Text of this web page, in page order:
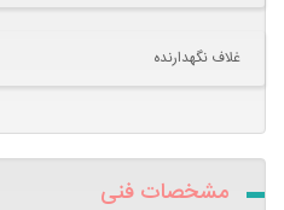
غلاف نگهدارنده
مشخصات فنی